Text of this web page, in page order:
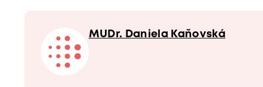
MUDr. Daniela Kaňovská